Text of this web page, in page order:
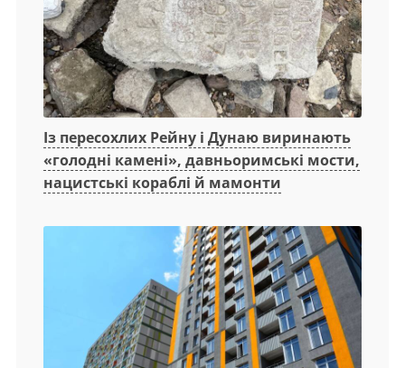
Із пересохлих Рейну і Дунаю виринають
«голодні камені», давньоримські мости,
нацистські кораблі й мамонти